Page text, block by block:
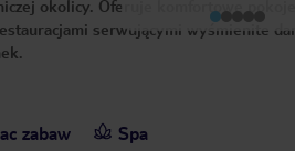
zostały wyjęte i ukradzione
paczki papierosów z walizki .
hotelu , powiedział że osoba
okolicy. Oferuje komfortowe pokoje,
serwującymi wyśmienite
zabaw
Spa